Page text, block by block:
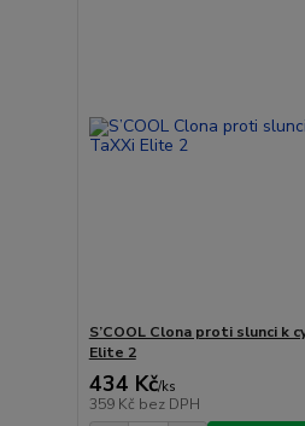
S’COOL Clona proti slunci k
Elite 2
434 Kč/ks
359 Kč bez DPH